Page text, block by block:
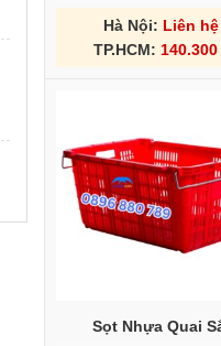
Hà Nội: Liên hệ
TP.HCM: 140.300
Sọt Nhựa Quai